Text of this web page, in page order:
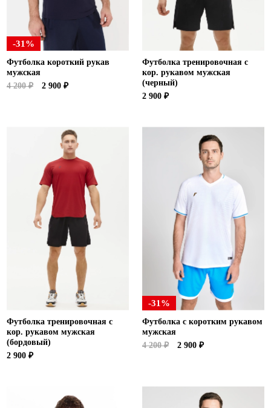
-31%
Футболка короткий рукав
мужская
4 200 ₽
2 900 ₽
Футболка тренировочная с
кор. рукавом мужская
(черный)
2 900 ₽
Футболка тренировочная с
кор. рукавом мужская
(бордовый)
2 900 ₽
-31%
Футболка с коротким рукавом
мужская
4 200 ₽
2 900 ₽